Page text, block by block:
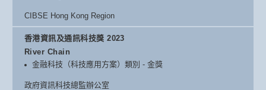
CIBSE Hong Kong Region
香港資訊及通訊科技獎 2023
River Chain
金融科技（科技應用方案）類別 - 金獎
政府資訊科技總監辦公室